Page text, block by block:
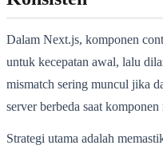
Dalam Next.js, komponen
untuk kecepatan awal, lalu
mismatch sering muncul jika
server berbeda saat
Strategi utama adalah